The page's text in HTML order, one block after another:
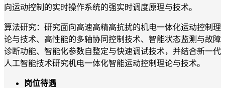
向运动控制的实时操作系统的强实时调度原理与技术。
算法研究：研究面向高速高精高抗扰的机电一体化运动控制理
论与技术、高性能的多轴协同控制技术、智能状态监测与故障
诊断功能、智能化参数自整定与快速调试技术，并结合新一代
人工智能技术研究机电一体化智能运动控制理论与技术。
岗位待遇